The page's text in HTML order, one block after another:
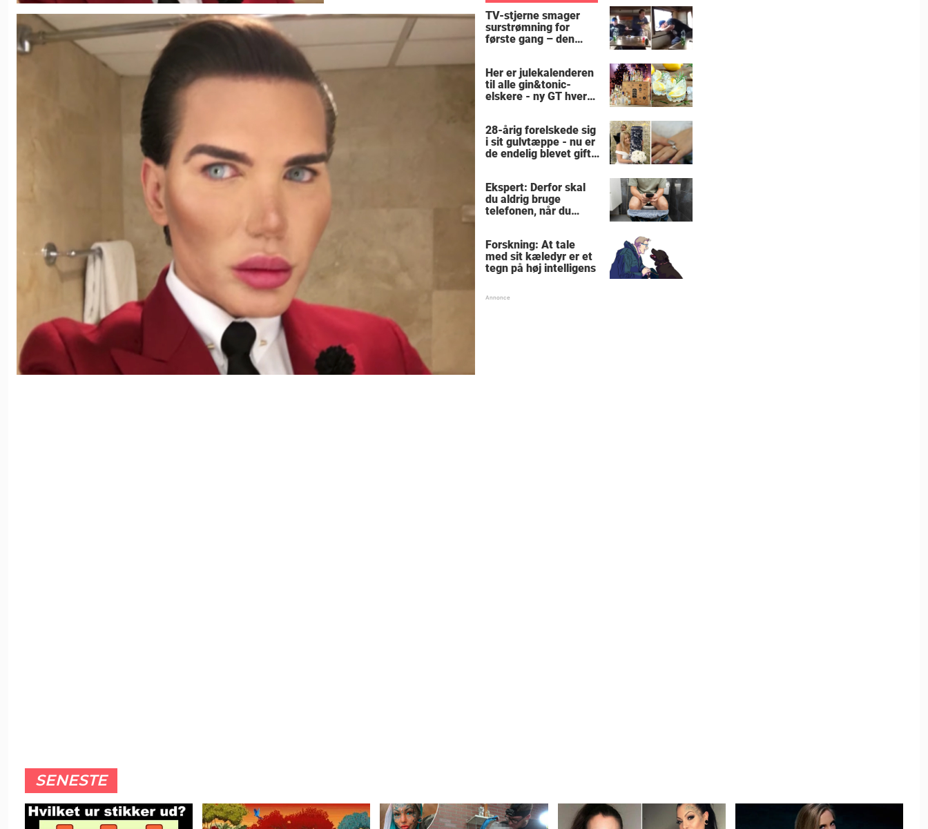
TV-stjerne smager
surstrømning for
første gang – den
skrige af grin
Her er julekalenderen
til alle gin&tonic-
elskere - ny GT hver
28-årig forelskede sig
i sit gulvtæppe - nu er
de endelig blevet gift:
Ekspert: Derfor skal
du aldrig bruge
telefonen, når du
Forskning: At tale
med sit kæledyr er et
tegn på høj intelligens
SENESTE